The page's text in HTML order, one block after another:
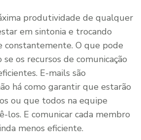
produtividade de qualquer
em sintonia e trocando
constantemente. O que pode
os recursos de comunicação
E-mails são
há como garantir que estarão
ou que todos na equipe
los. E comunicar cada membro
menos eficiente.